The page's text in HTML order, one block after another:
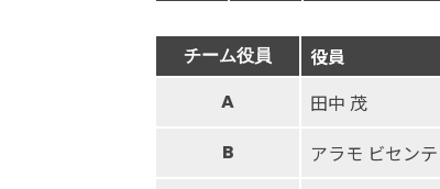
チーム役員 役員
A
田中 茂
B アラモ ビセンテ